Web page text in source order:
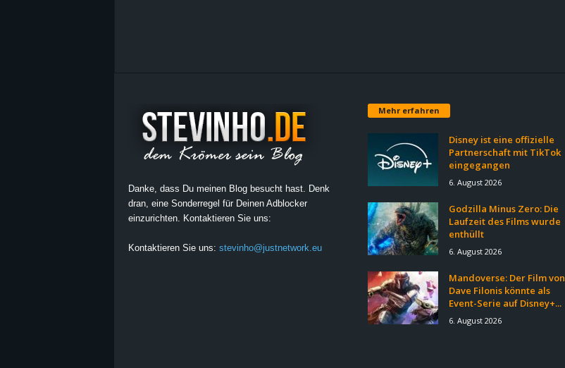
Danke, dass Du meinen Blog besucht hast. Denk
dran, eine Sonderregel für Deinen Adblocker
einzurichten. Kontaktieren Sie uns:
Kontaktieren Sie uns: stevinho@justnetwork.eu
Mehr erfahren
Disney ist eine offizielle
Partnerschaft mit TikTok
eingegangen
6. August 2026
Godzilla Minus Zero: Die
Laufzeit des Films wurde
enthüllt
6. August 2026
Mandoverse: Der Film von
Dave Filonis könnte als
Event-Serie auf Disney+...
6. August 2026